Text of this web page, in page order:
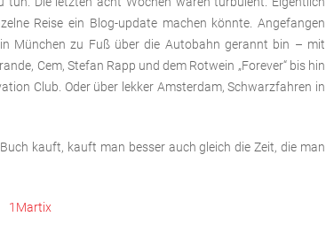
Reise ein Blog-update machen könnte. Angefangen
München zu Fuß über die Autobahn gerannt bin – mit
Cem, Stefan Rapp und dem Rotwein „Forever“ bis hin
Club. Oder über lekker Amsterdam, Schwarzfahren in
kauft, kauft man besser auch gleich die Zeit, die man